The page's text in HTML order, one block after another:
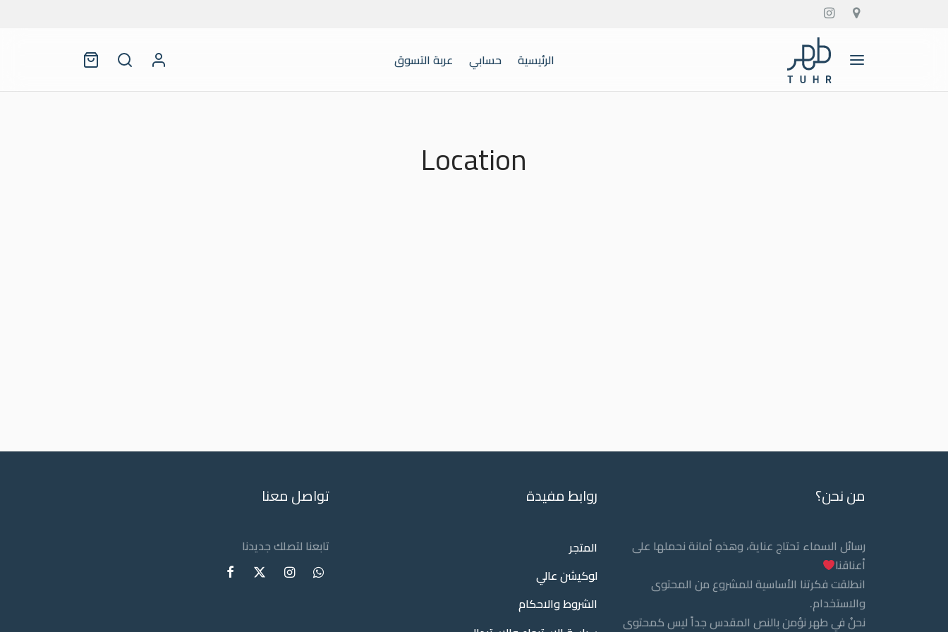
الرئيسية حسابي عربة التسوق
Location
من نحن؟
رسائل السماء تحتاج عناية، وهذهِ أمانة نحملها على
أعناقنا
انطلقت فكرتنا الأساسية للمشروع من المحتوى
والاستخدام.
نحنُ في طهر نؤمن بالنص المقدس جداً ليس كمحتوى
روابط مفيدة
المتجر
لوكيشن عالي
الشروط والاحكام
تواصل معنا
تابعنا لتصلك جديدنا